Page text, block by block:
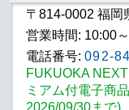
〒814-0002 福岡
営業時間: 10:00
電話番号: 092-
FUKUOKA
ミアム付電子商